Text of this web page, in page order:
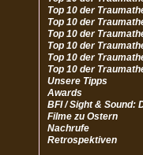
Top 10 der
Top 10 der
Top 10 der
Top 10 der
Top 10 der
Top 10 der
Unsere Tipps
Awards
BFI / Sight & Sound:
Filme zu Ostern
Nachrufe
Retrospektiven